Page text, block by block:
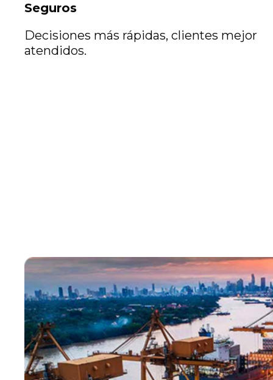
Seguros
Decisiones más rápidas, clientes mejor
atendidos.